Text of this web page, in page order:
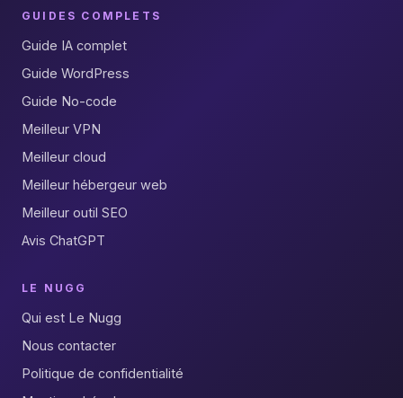
GUIDES COMPLETS
Guide IA complet
Guide WordPress
Guide No-code
Meilleur VPN
Meilleur cloud
Meilleur hébergeur web
Meilleur outil SEO
Avis ChatGPT
LE NUGG
Qui est Le Nugg
Nous contacter
Politique de confidentialité